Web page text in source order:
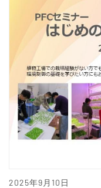
2025年9月10日